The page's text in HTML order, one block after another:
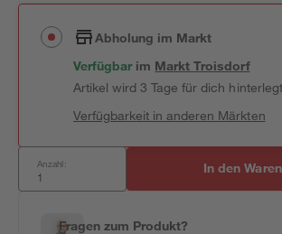
Abholung im Markt
Verfügbar im MarktTroisdorf
Artikel wird 3 Tage für dich hinterlegt
Verfügbarkeit in anderen Märkten
Anzahl: In den
Fragen zum Produkt?